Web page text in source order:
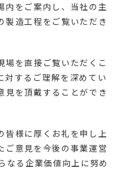
内をご案内し、当社の主
製造工程をご覧いただき
場を直接ご覧いただくこ
対するご理解を深めてい
見を頂戴することができ
皆様に厚くお礼を申し上
ご意見を今後の事業運営
なる企業価値向上に努め